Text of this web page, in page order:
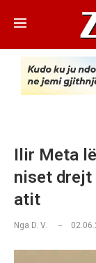
Ilir Meta
niset drejt
atit
Nga D. V.